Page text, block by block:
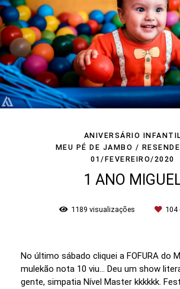
ANIVERSÁRIO
MEU PÉ DE JAMBO /
01/FEVEREIRO/2020
1 ANO
1189 visualizações 104
No último sábado cliquei a FOFURA do
mulekão nota 10 viu... Deu um show
gente, simpatia Nível Master kkkkkk.